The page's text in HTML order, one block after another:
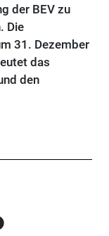
der BEV zu
Die
31. Dezember
das
den